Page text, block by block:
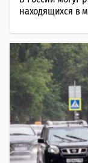
находящихся в